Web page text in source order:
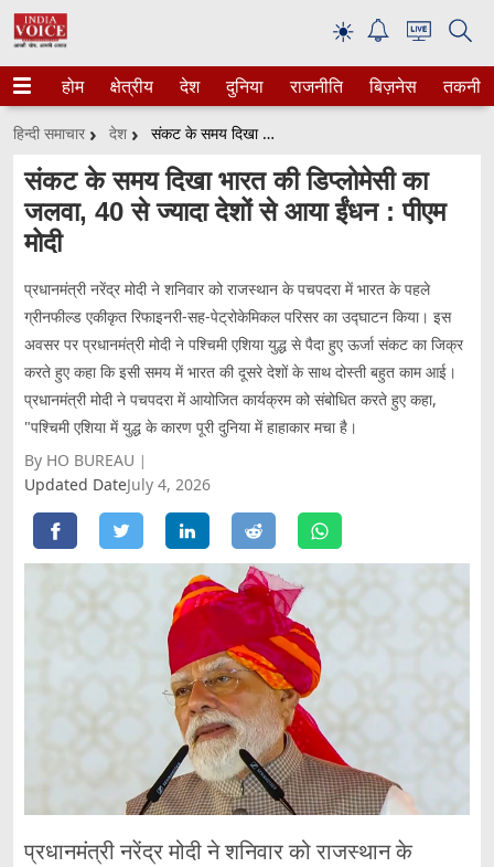
☀
होम क्षेत्रीय देश दुनिया राजनीति बिज़नेस तकनीक
हिन्दी समाचार देश संकट के समय दिखा भारत की डिप्लोमेसी का जलवा, 40 से ज्यादा देशों से आया ईंधन : पीएम मोदी
संकट के समय दिखा भारत की डिप्लोमेसी का
जलवा, 40 से ज्यादा देशों से आया ईंधन : पीएम
मोदी
प्रधानमंत्री नरेंद्र मोदी ने शनिवार को राजस्थान के पचपदरा में भारत के पहले
ग्रीनफील्ड एकीकृत रिफाइनरी-सह-पेट्रोकेमिकल परिसर का उद्घाटन किया। इस
अवसर पर प्रधानमंत्री मोदी ने पश्चिमी एशिया युद्ध से पैदा हुए ऊर्जा संकट का जिक्र
करते हुए कहा कि इसी समय में भारत की दूसरे देशों के साथ दोस्ती बहुत काम आई।
प्रधानमंत्री मोदी ने पचपदरा में आयोजित कार्यक्रम को संबोधित करते हुए कहा,
"पश्चिमी एशिया में युद्ध के कारण पूरी दुनिया में हाहाकार मचा है।
By HO BUREAU
Updated DateJuly 4, 2026
प्रधानमंत्री नरेंद्र मोदी ने शनिवार को राजस्थान के